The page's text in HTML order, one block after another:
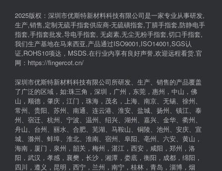
2025版权：深圳市优斯特新材料科技有限公司是一家专业从事研发,
生产,销售,定制无硫手指套供应商-无硫磺指套,丁腈手指套,防静电手
指套,手指套批发,导电手指套, 无卤素,无尘无粉手指套,切口手指套,
我们生产基地在马来西亚,产品通过ISO9001,ISO14001,SGS认
证,ROHS10项达，MSDS.在行业内享有良好声誉,欢迎远程看货.官
网：https://fingercot.cn/
深圳市优斯特新材料科技有限公司所研发、生产、销售的产品覆盖
了广泛的区域，如:珠三角，深圳，广州，东莞，惠州，中山，佛
山，顺德，肇庆，江门，珠海，茂名，上海、南京、无锡、徐州、
常州、贵阳、苏州、南通、连云港、淮安、盐城、扬州、镇江、泰
州、宿迁、杭州、宁波、温州、绍兴、湖州、嘉兴、金华、衢州、
舟山、台州、丽水、合肥、芜湖、马鞍山、铜陵、池州、安庆、宣
城、滁州、蚌埠、淮北、淮南、宿州、阜阳、亳州、六安、黄山，
海南，厦门，泉州，韶关，梅州，湛江，西安，咸阳，郑州，洛
阳，武汉，孝感，襄樊，长沙，湘潭，娄底，衡阳，成都，绵阳，
四川，遵义，昆明，西宁，兰州，南宁，桂林，青岛，淄博，烟